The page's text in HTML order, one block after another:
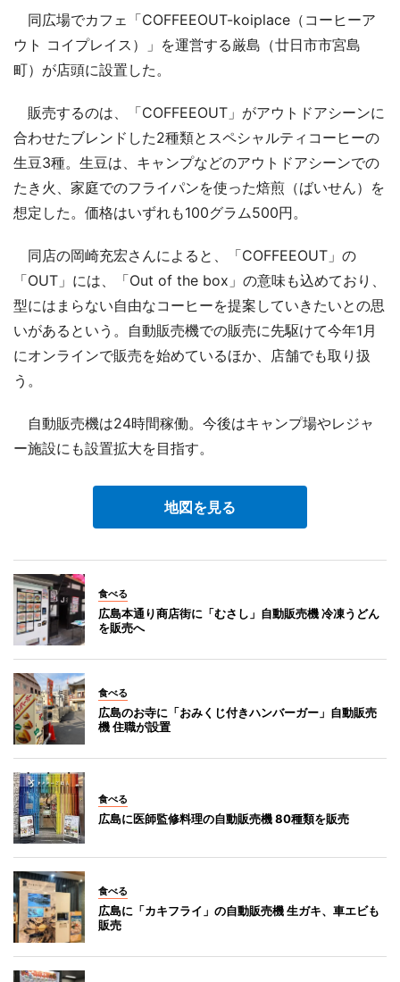
同広場でカフェ「COFFEEOUT-koiplace（コーヒーア
ウト コイプレイス）」を運営する厳島（廿日市市宮島
町）が店頭に設置した。
販売するのは、「COFFEEOUT」がアウトドアシーンに
合わせたブレンドした2種類とスペシャルティコーヒーの
生豆3種。生豆は、キャンプなどのアウトドアシーンでの
たき火、家庭でのフライパンを使った焙煎（ばいせん）を
想定した。価格はいずれも100グラム500円。
同店の岡崎充宏さんによると、「COFFEEOUT」の
「OUT」には、「Out of the box」の意味も込めており、
型にはまらない自由なコーヒーを提案していきたいとの思
いがあるという。自動販売機での販売に先駆けて今年1月
にオンラインで販売を始めているほか、店舗でも取り扱
う。
自動販売機は24時間稼働。今後はキャンプ場やレジャ
ー施設にも設置拡大を目指す。
地図を見る
食べる
広島本通り商店街に「むさし」自動販売機 冷凍うどん
を販売へ
食べる
広島のお寺に「おみくじ付きハンバーガー」自動販売
機 住職が設置
食べる
広島に医師監修料理の自動販売機 80種類を販売
食べる
広島に「カキフライ」の自動販売機 生ガキ、車エビも
販売